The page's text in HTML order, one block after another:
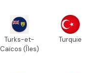
Turks-et-
Caïcos (Îles)
Turquie